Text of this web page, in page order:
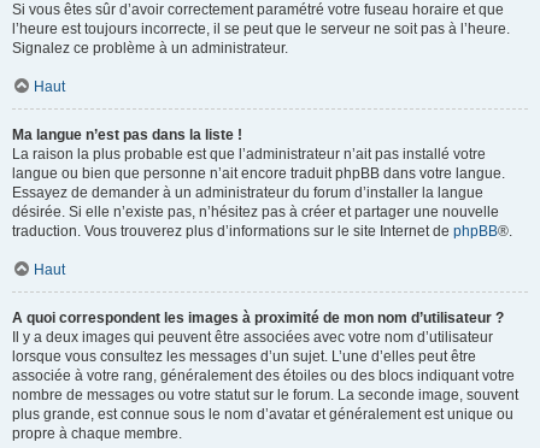
Si vous êtes sûr d’avoir correctement paramétré votre fuseau horaire et que
l’heure est toujours incorrecte, il se peut que le serveur ne soit pas à l’heure.
Signalez ce problème à un administrateur.
Haut
Ma langue n’est pas dans la liste !
La raison la plus probable est que l’administrateur n’ait pas installé votre
langue ou bien que personne n’ait encore traduit phpBB dans votre langue.
Essayez de demander à un administrateur du forum d’installer la langue
désirée. Si elle n’existe pas, n’hésitez pas à créer et partager une nouvelle
traduction. Vous trouverez plus d’informations sur le site Internet de phpBB®.
Haut
A quoi correspondent les images à proximité de mon nom d’utilisateur ?
Il y a deux images qui peuvent être associées avec votre nom d’utilisateur
lorsque vous consultez les messages d’un sujet. L’une d’elles peut être
associée à votre rang, généralement des étoiles ou des blocs indiquant votre
nombre de messages ou votre statut sur le forum. La seconde image, souvent
plus grande, est connue sous le nom d’avatar et généralement est unique ou
propre à chaque membre.